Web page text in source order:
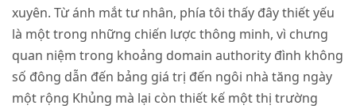
xuyên. Từ ánh mắt tư nhân, phía tôi thấy đây thiết yếu
là một trong những chiến lược thông minh, vì chưng
quan niệm trong khoảng domain authority đình không
số đông dẫn đến bảng giá trị đến ngôi nhà tăng ngày
một rộng Khủng mà lại còn thiết kế một thị trường